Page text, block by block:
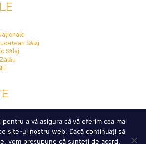
Sălaj
Sălaj.
pentru a vă asigura că vă oferim cea mai
site-ul nostru web. Dacă continuați să
vom presupune că sunteți de acord.